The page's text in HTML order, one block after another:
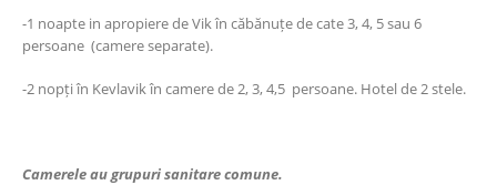
-1 noapte in apropiere de Vik în căbănuțe de cate 3, 4, 5 sau 6
persoane (camere separate).
-2 nopți în Kevlavik în camere de 2, 3, 4,5 persoane. Hotel de 2 stele.
Camerele au grupuri sanitare comune.